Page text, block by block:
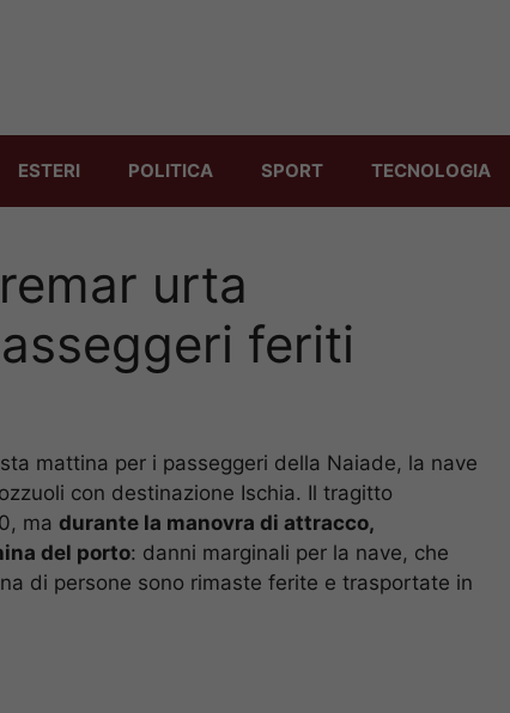
ESTERI POLITICA SPORT TECNOLOGIA
urta
feriti
mattina per i passeggeri della Naiade, la nave
con destinazione Ischia. Il tragitto
ma durante la manovra di attracco,
del porto: danni marginali per la nave, che
di persone sono rimaste ferite e trasportate in